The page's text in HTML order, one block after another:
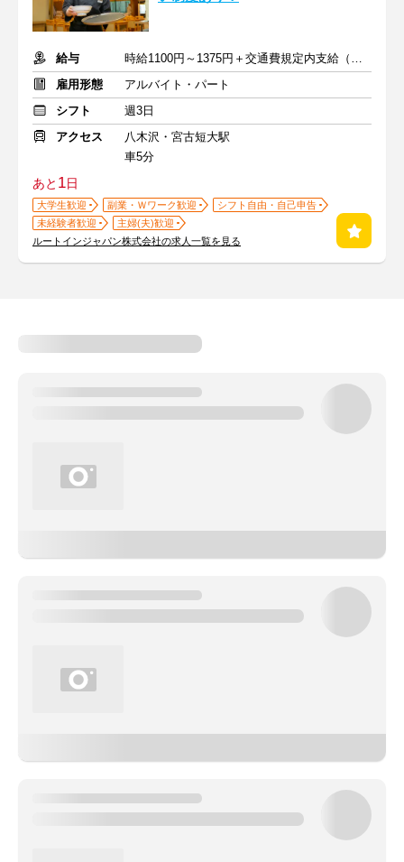
給与
時給1100円～1375円＋交通費規定内支給（条件・詳細は面接にて）
雇用形態
アルバイト・パート
シフト
週3日
アクセス
八木沢・宮古短大駅
車5分
あと 1日
大学生歓迎 副業・Ｗワーク歓迎
シフト自由・自己申告
未経験者歓迎
主婦(夫)歓迎
ルートインジャパン株式会社の求人一覧を見る